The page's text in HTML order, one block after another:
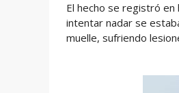
El hecho se registró
intentar nadar se
muelle, sufriendo